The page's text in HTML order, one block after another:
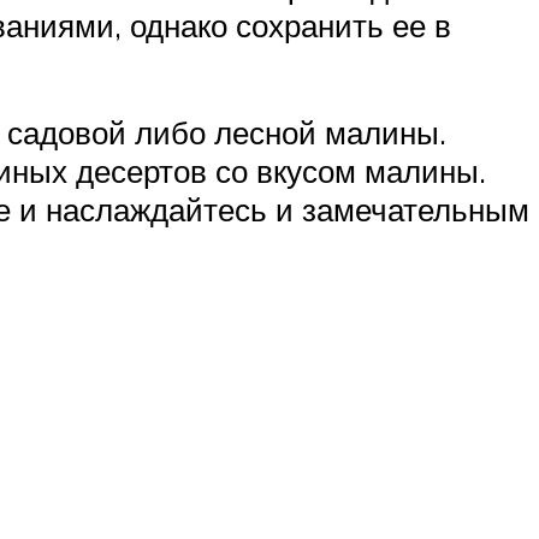
однако сохранить ее в
либо лесной малины.
десертов со вкусом малины.
и наслаждайтесь и замечательным